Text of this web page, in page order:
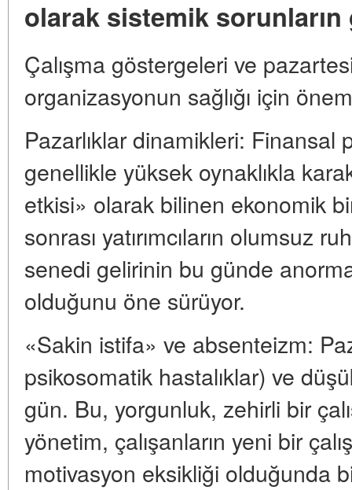
olarak sistemik
Çalışma göstergeleri ve
organizasyonun sağlığı için
Pazarlıklar dinamikleri: Finansal
genellikle yüksek oynaklıkla
etkisi» olarak bilinen ekonomik
sonrası yatırımcıların olumsuz
senedi gelirinin bu günde
olduğunu öne sürüyor.
«Sakin istifa» ve absenteizm:
psikosomatik hastalıklar) ve
gün. Bu, yorgunluk, zehirli bir
yönetim, çalışanların yeni bir
motivasyon eksikliği olduğunda